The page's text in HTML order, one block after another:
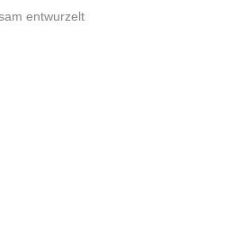
entwurzelt